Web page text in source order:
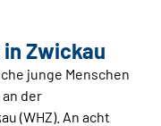
Zwickau
junge Menschen
der
(WHZ). An acht